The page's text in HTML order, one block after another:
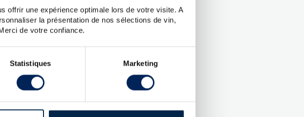
offrir une expérience optimale lors de votre visite. A
la présentation de nos sélections de vin,
de votre confiance.
Statistiques Marketing
FÛTS DE CHÊNE
CARACTÉRISTIQUES
Embouteilleur :
Age :15 ans